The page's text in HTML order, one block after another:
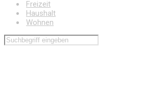
Freizeit
Haushalt
Wohnen